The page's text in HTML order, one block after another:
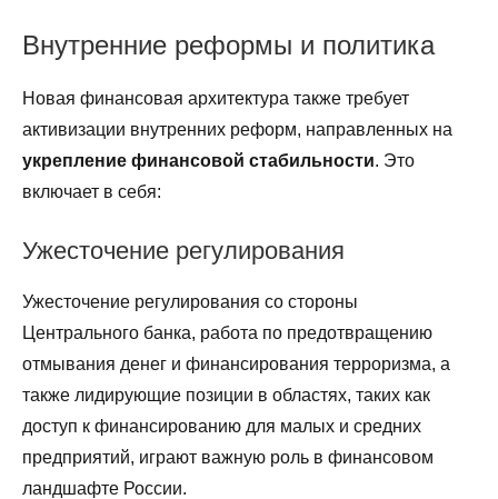
Внутренние реформы и политика
Новая финансовая архитектура также требует
активизации внутренних реформ, направленных на
укрепление финансовой стабильности. Это
включает в себя:
Ужесточение регулирования
Ужесточение регулирования со стороны
Центрального банка, работа по предотвращению
отмывания денег и финансирования терроризма, а
также лидирующие позиции в областях, таких как
доступ к финансированию для малых и средних
предприятий, играют важную роль в финансовом
ландшафте России.